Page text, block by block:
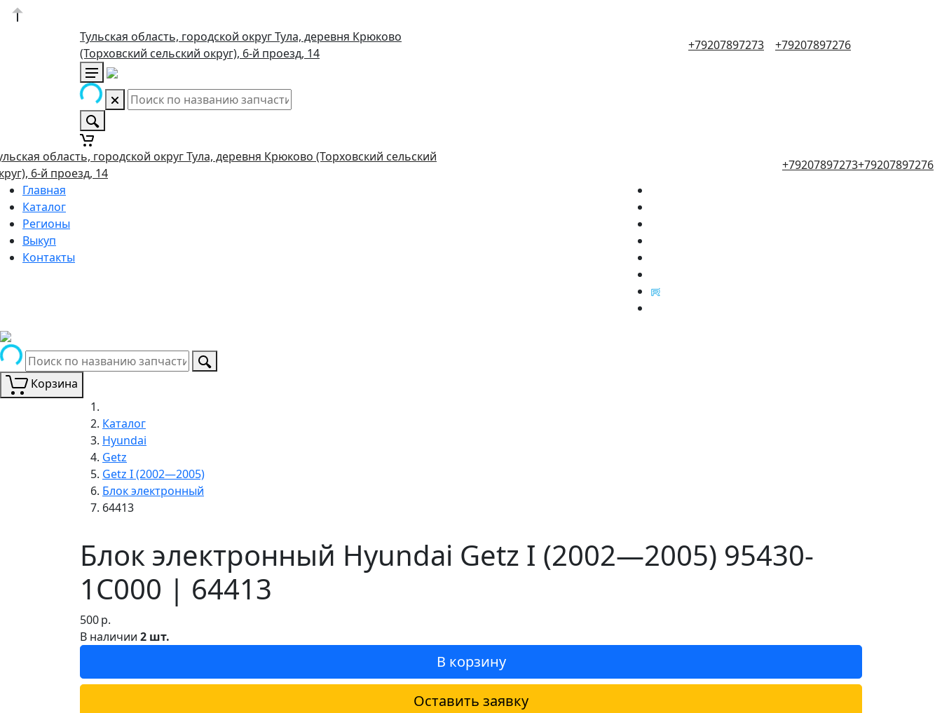
Тульская область, городской округ Тула, деревня Крюково
(Торховский сельский округ), 6-й проезд, 14
+79207897273 +79207897276
область, городской округ Тула, деревня Крюково (Торховский сельский
6-й проезд, 14
+79207897273+79207897276
Главная
Каталог
Регионы
Выкуп
Контакты
Корзина
Каталог
Hyundai
Getz
Getz I (2002—2005)
Блок электронный
64413
Блок электронный Hyundai Getz I (2002—2005) 95430-
1C000 | 64413
500р.
В наличии 2 шт.
В корзину
Оставить заявку